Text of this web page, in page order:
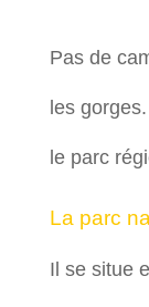
Pas de
les
le parc
La parc
Il se situe